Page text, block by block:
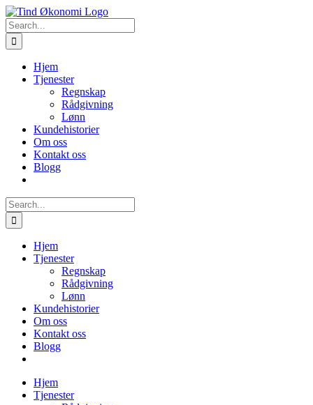
Skip
to
content
Search
for:
Hjem
Tjenester
Regnskap
Rådgivning
Lønn
Kundehistorier
Om oss
Kontakt oss
Blogg
Search
for:
Hjem
Tjenester
Regnskap
Rådgivning
Lønn
Kundehistorier
Om oss
Kontakt oss
Blogg
Hjem
Tjenester